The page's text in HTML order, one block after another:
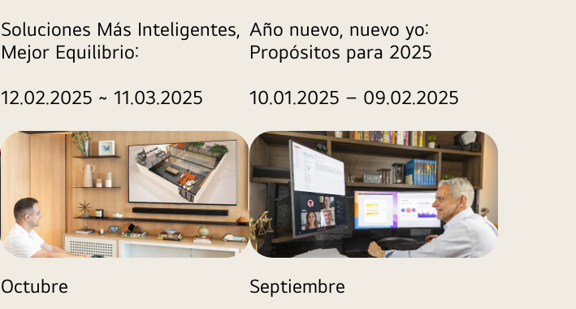
Soluciones Más Inteligentes,
Mejor Equilibrio:
12.02.2025 ~ 11.03.2025
Año nuevo, nuevo yo:
Propósitos para 2025
10.01.2025 – 09.02.2025
Octubre
Septiembre